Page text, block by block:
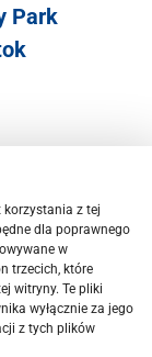
Park
z tej
dla poprawnego
w
trzecich, które
witryny. Te pliki
wyłącznie za jego
z tych plików